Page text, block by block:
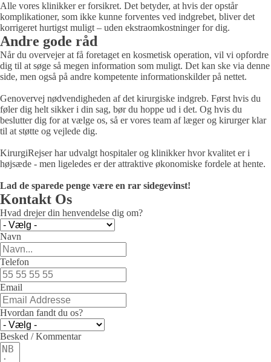
Alle vores klinikker er forsikret. Det betyder, at hvis der opstår
komplikationer, som ikke kunne forventes ved indgrebet, bliver det
korrigeret hurtigst muligt – uden ekstraomkostninger for dig.
Andre gode råd
Når du overvejer at få foretaget en kosmetisk operation, vil vi opfordre
dig til at søge så megen information som muligt. Det kan ske via denne
side, men også på andre kompetente informationskilder på nettet.
Genovervej nødvendigheden af det kirurgiske indgreb. Først hvis du
føler dig helt sikker i din sag, bør du hoppe ud i det. Og hvis du
beslutter dig for at vælge os, så er vores team af læger og kirurger klar
til at støtte og vejlede dig.
KirurgiRejser har udvalgt hospitaler og klinikker hvor kvalitet er i
højsæde - men ligeledes er der attraktive økonomiske fordele at hente.
Lad de sparede penge være en rar sidegevinst!
Kontakt Os
Hvad drejer din henvendelse dig om?
Navn
Telefon
Email
Hvordan fandt du os?
Besked / Kommentar